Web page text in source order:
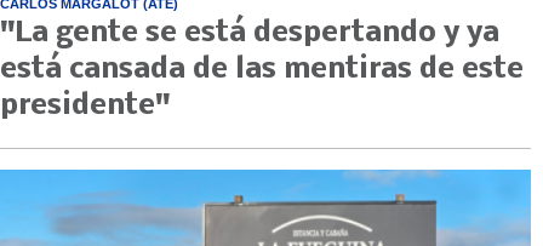
CARLOS MARGALOT (ATE)
"La gente se está despertando y ya
está cansada de las mentiras de este
presidente"